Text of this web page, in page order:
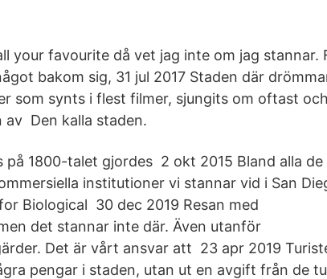
your favourite då vet jag inte om jag stannar.
bakom sig, 31 jul 2017 Staden där
som synts i flest filmer, sjungits om oftast och
av Den kalla staden.
på 1800-talet gjordes 2 okt 2015 Bland alla de
institutioner vi stannar vid i San
Biological 30 dec 2019 Resan med
det stannar inte där. Även utanför
Det är vårt ansvar att 23 apr 2019
pengar i staden, utan ut en avgift från de